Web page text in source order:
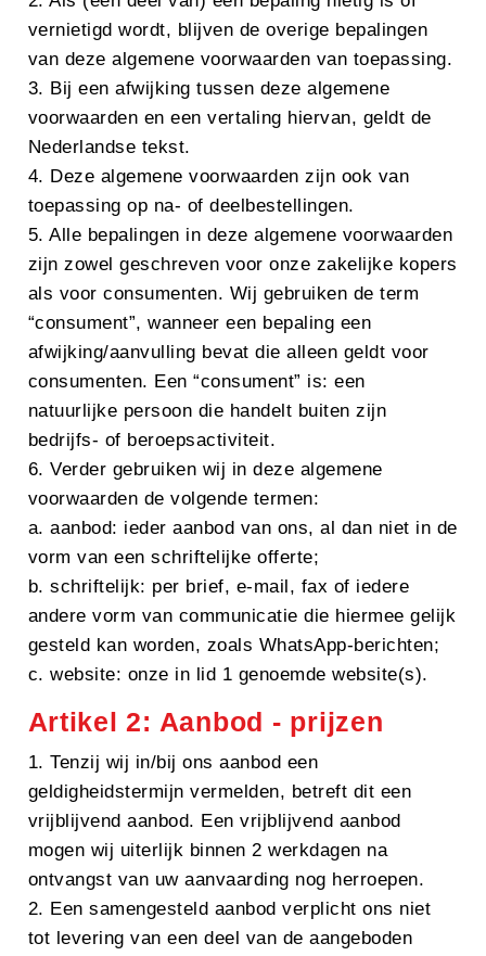
vernietigd wordt, blijven de overige bepalingen
van deze algemene voorwaarden van toepassing.
3. Bij een afwijking tussen deze algemene
voorwaarden en een vertaling hiervan, geldt de
Nederlandse tekst.
4. Deze algemene voorwaarden zijn ook van
toepassing op na- of deelbestellingen.
5. Alle bepalingen in deze algemene voorwaarden
zijn zowel geschreven voor onze zakelijke kopers
als voor consumenten. Wij gebruiken de term
“consument”, wanneer een bepaling een
afwijking/aanvulling bevat die alleen geldt voor
consumenten. Een “consument” is: een
natuurlijke persoon die handelt buiten zijn
bedrijfs- of beroepsactiviteit.
6. Verder gebruiken wij in deze algemene
voorwaarden de volgende termen:
a. aanbod: ieder aanbod van ons, al dan niet in de
vorm van een schriftelijke offerte;
b. schriftelijk: per brief, e-mail, fax of iedere
andere vorm van communicatie die hiermee gelijk
gesteld kan worden, zoals WhatsApp-berichten;
c. website: onze in lid 1 genoemde website(s).
Artikel 2: Aanbod - prijzen
1. Tenzij wij in/bij ons aanbod een
geldigheidstermijn vermelden, betreft dit een
vrijblijvend aanbod. Een vrijblijvend aanbod
mogen wij uiterlijk binnen 2 werkdagen na
ontvangst van uw aanvaarding nog herroepen.
2. Een samengesteld aanbod verplicht ons niet
tot levering van een deel van de aangeboden